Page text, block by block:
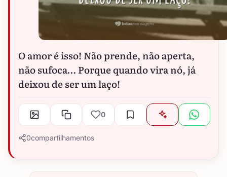
O amor é isso! Não prende, não aperta,
não sufoca… Porque quando vira nó, já
deixou de ser um laço!
0
0compartilhamentos